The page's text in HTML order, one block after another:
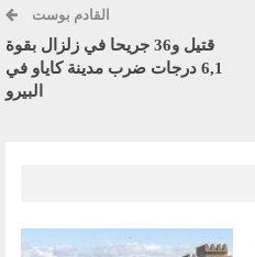
القادم بوست
قتيل و36 جريحا في زلزال بقوة
6,1 درجات ضرب مدينة كاياو في
البيرو